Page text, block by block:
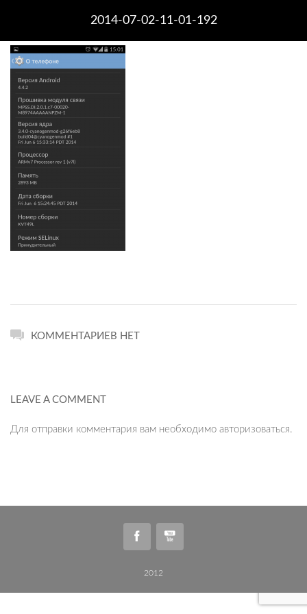
2014-07-02-11-01-192
КОММЕНТАРИЕВ НЕТ
LEAVE A COMMENT
Для отправки комментария вам необходимо авторизоваться.
2012